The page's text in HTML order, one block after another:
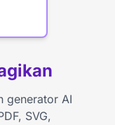
generator AI
SVG,